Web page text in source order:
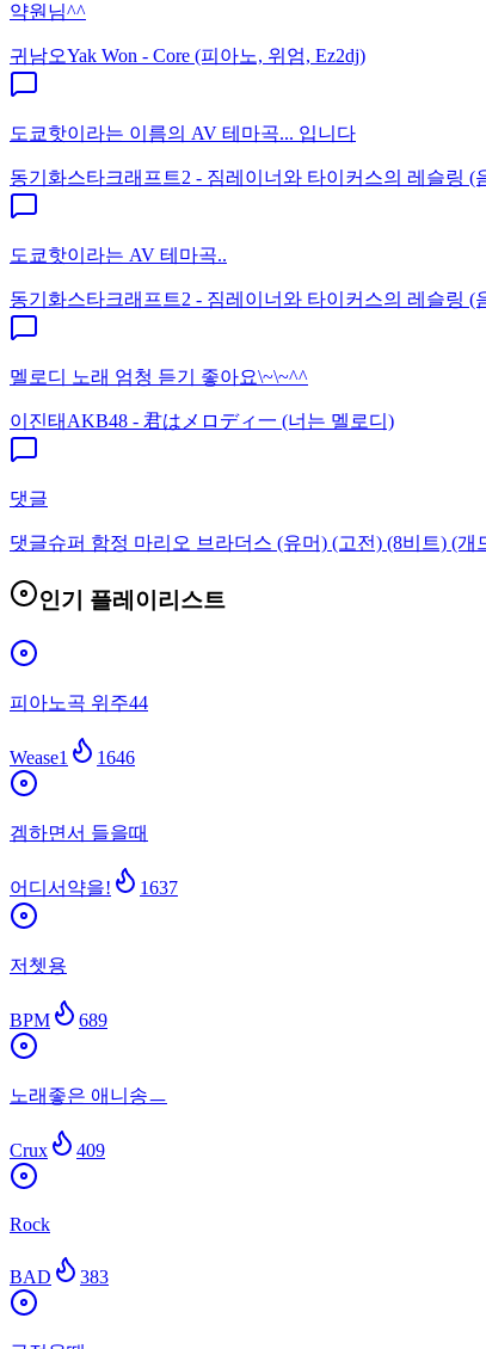
약원님^^
귀남오Yak Won - Core (피아노, 위엄, Ez2dj)
도쿄핫이라는 이름의 AV 테마곡... 입니다
동기화스타크래프트2 - 짐레이너와 타이커스의 레슬링 (
도쿄핫이라는 AV 테마곡..
동기화스타크래프트2 - 짐레이너와 타이커스의 레슬링 (
멜로디 노래 엄청 듣기 좋아요\~\~^^
이진태 AKB48 - 君はメロディ一 (너는 멜로디)
댓글
댓글슈퍼 함정 마리오 브라더스 (유머) (고전) (8비트) (
인기 플레이리스트
피아노곡 위주44
Wease1 1646
겜하면서 들을때
어디서약을! 1637
저쳇용
BPM 689
노래좋은 애니송ㅡ
Crux 409
Rock
BAD 383